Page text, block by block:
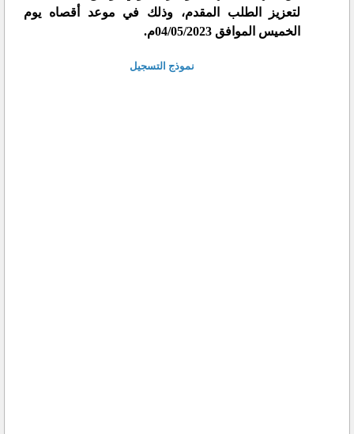
لتعزيز الطلب المقدم، وذلك في موعد أقصاه يوم
الخميس الموافق 04/05/2023م
.
نموذج التسجيل